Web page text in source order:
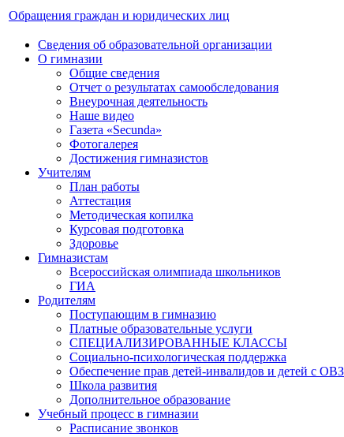
Обращения граждан и юридических лиц
Сведения об образовательной организации
О гимназии
Общие сведения
Отчет о результатах самообследования
Внеурочная деятельность
Наше видео
Газета «Secunda»
Фотогалерея
Достижения гимназистов
Учителям
План работы
Аттестация
Методическая копилка
Курсовая подготовка
Здоровье
Гимназистам
Всероссийская олимпиада школьников
ГИА
Родителям
Поступающим в гимназию
Платные образовательные услуги
СПЕЦИАЛИЗИРОВАННЫЕ КЛАССЫ
Социально-психологическая поддержка
Обеспечение прав детей-инвалидов и детей с ОВЗ
Школа развития
Дополнительное образование
Учебный процесс в гимназии
Расписание звонков